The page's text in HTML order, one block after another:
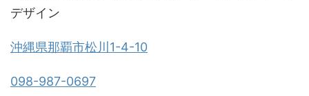
デザイン
沖縄県那覇市松川1-4-10
098-987-0697